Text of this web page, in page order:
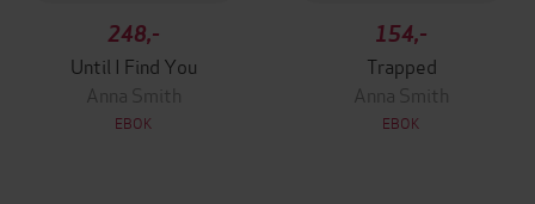
248,-
Until I Find You
Anna Smith
EBOK
154,-
Trapped
Anna Smith
EBOK